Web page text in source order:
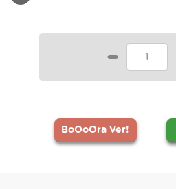
-
BoOoOra Ver!